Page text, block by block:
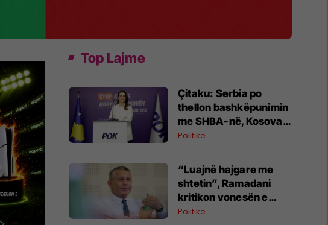
Top Lajme
Çitaku: Serbia po
thellon bashkëpunimin
me SHBA-në, Kosova
po izolohet
Politikë
“Luajnë hajgare me
shtetin”, Ramadani
kritikon vonesën e
konstituimit të
Politikë